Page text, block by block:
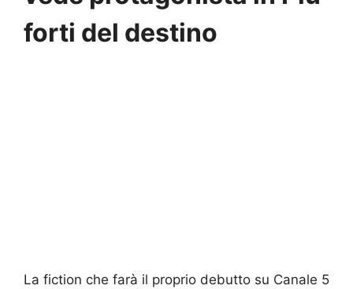
forti del destino
La fiction che farà il proprio debutto su Canale 5